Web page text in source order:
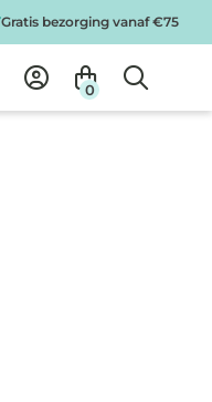
Gratis bezorging vanaf €75
0